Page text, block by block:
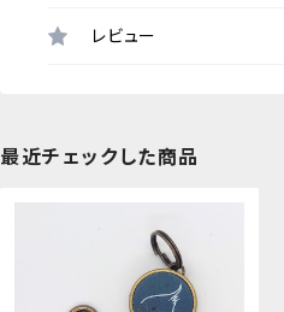
レビュー
最近チェックした商品